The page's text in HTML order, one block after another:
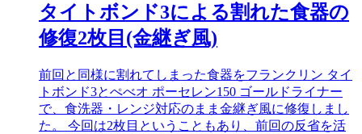
タイトボンド3による割れた食器の
修復2枚目(金継ぎ風)
前回と同様に割れてしまった食器をフランクリン タイ
トボンド3とぺべオ ポーセレン150 ゴールドライナー
で、食洗器・レンジ対応のまま金継ぎ風に修復しまし
た。 今回は2枚目ということもあり、前回の反省を活